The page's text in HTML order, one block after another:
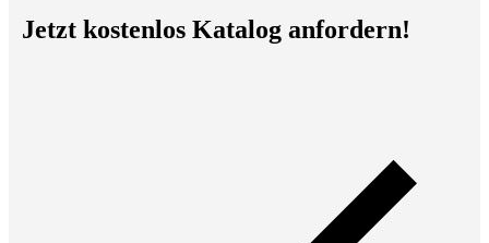
Jetzt kostenlos Katalog anfordern!